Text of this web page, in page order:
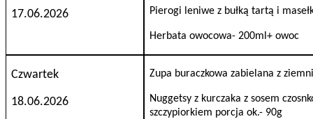
17.06.2026 Pierogi leniwe z bułką tartą i
Herbata owocowa- 200ml+ owoc
Czwartek
18.06.2026
Zupa buraczkowa zabielana z
Nuggetsy z kurczaka z sosem
szczypiorkiem porcja ok.- 90g